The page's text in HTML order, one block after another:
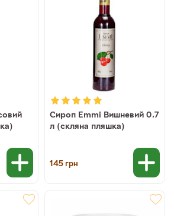
Сироп Emmi Вишневий 0,7
л (скляна пляшка)
145грн